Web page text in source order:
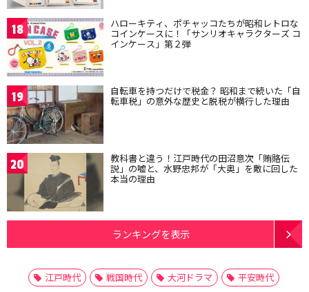
18 ハローキティ、ポチャッコたちが昭和レトロな
コインケースに！「サンリオキャラクターズ コ
インケース」第２弾
19 自転車を持つだけで税金？ 昭和まで続いた「自
転車税」の意外な歴史と脱税が横行した理由
20 教科書と違う！江戸時代の田沼意次「賄賂伝
説」の嘘と、水野忠邦が「大奥」を敵に回した
本当の理由
ランキングを表示
江戸時代 戦国時代 大河ドラマ
平安時代